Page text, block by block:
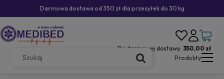
Darmowa dostawa od 350 zł dla przesyłek do 30 kg
Do darmowej dostawy: 350,00 zł
Produkty